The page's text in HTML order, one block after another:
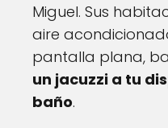
Miguel. Sus
aire
pantalla plana,
un jacuzzi a tu
baño.